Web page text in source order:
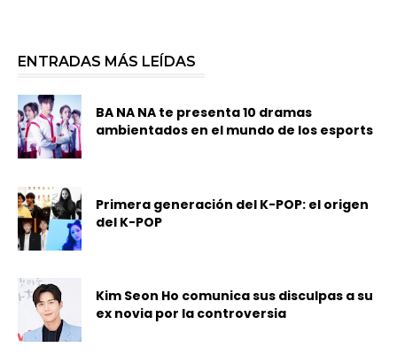
ENTRADAS MÁS LEÍDAS
BA NA NA te presenta 10 dramas
ambientados en el mundo de los esports
Primera generación del K-POP: el origen
del K-POP
Kim Seon Ho comunica sus disculpas a su
ex novia por la controversia